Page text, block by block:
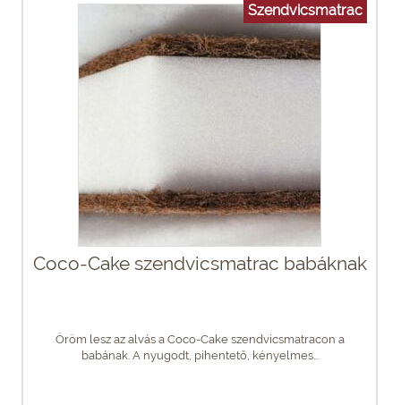
Szendvicsmatrac
Coco-Cake szendvicsmatrac babáknak
Öröm lesz az alvás a Coco-Cake szendvicsmatracon a
babának. A nyugodt, pihentető, kényelmes...